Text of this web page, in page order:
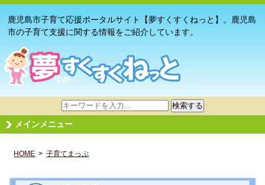
鹿児島市子育て応援ポータルサイト【夢すくすくねっと】。鹿児島
市の子育て支援に関する情報をご紹介しています。
サ
イ
ト
検
検索する
メインメニュー
HOME >子育てまっぷ